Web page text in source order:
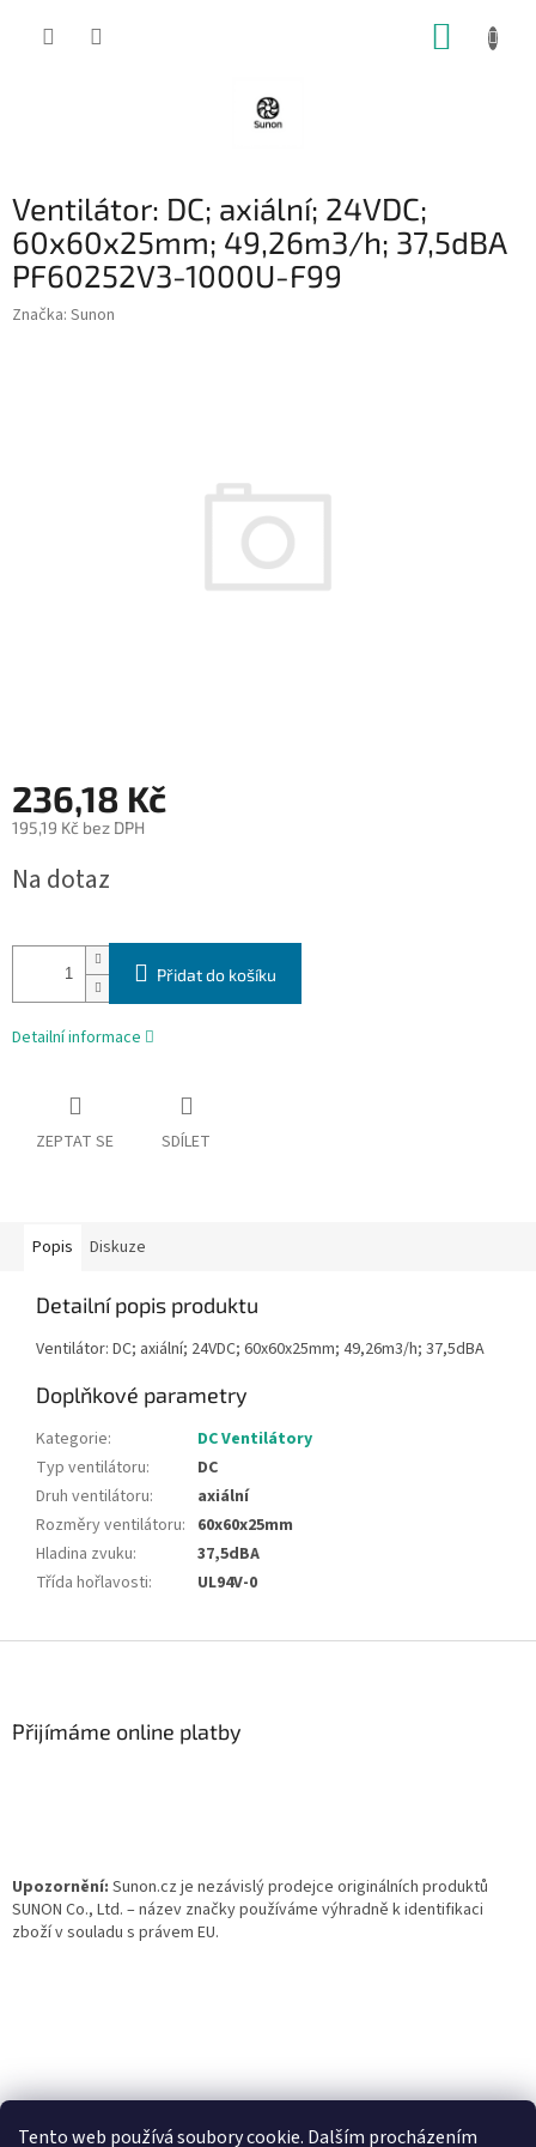
Tento web používá soubory cookie. Dalším procházením
Ventilátor: DC; axiální; 24VDC;
60x60x25mm; 49,26m3/h; 37,5dBA
PF60252V3-1000U-F99
Značka: Sunon
236,18 Kč
195,19 Kč bez DPH
cena:
Na dotaz
Přidat do košíku
Detailní informace
ZEPTAT SE SDÍLET
Popis Diskuze
Detailní popis produktu
Ventilátor: DC; axiální; 24VDC; 60x60x25mm; 49,26m3/h; 37,5dBA
Doplňkové parametry
Kategorie:
DC Ventilátory
Typ ventilátoru:
DC
Druh ventilátoru:
axiální
Rozměry ventilátoru: 60x60x25mm
Hladina zvuku:
37,5dBA
Třída hořlavosti: UL94V-0
Přijímáme online platby
Upozornění: Sunon.cz je nezávislý prodejce originálních produktů
SUNON Co., Ltd. – název značky používáme výhradně k identifikaci
zboží v souladu s právem EU.